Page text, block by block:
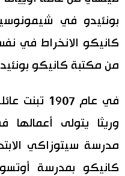
بونئيدو في
كانيكو الانخراط في
من مكتبة كانيكو
في عام
وريثا يتولى
كانيكو بمدرسة أوتسو